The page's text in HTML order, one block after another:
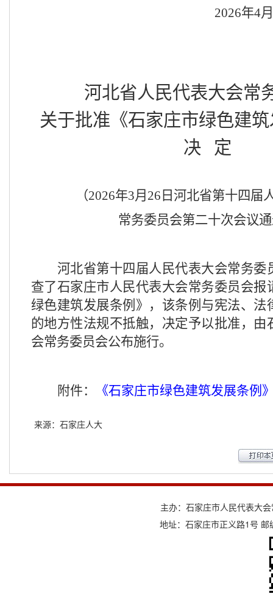
2026年4月
河北省人民代表大会常
关于批准《石家庄市绿色建
决
定
（2026年3月 26 日河北省第十四届
常务委员会第二十次会议
河北省第十四届人民代表大会常务委
查了石家庄市人民代表大会常务委员会报
绿色建筑发展条例 》，该条例 与宪法、法
的地方性法规不抵触，决定予以批准，由
会常务委员会公布施行。
附件： 《石家庄市绿色建筑发展条例
来源：石家庄人大
主办：石家庄市人民代表大
地址：石家庄市正义路1号